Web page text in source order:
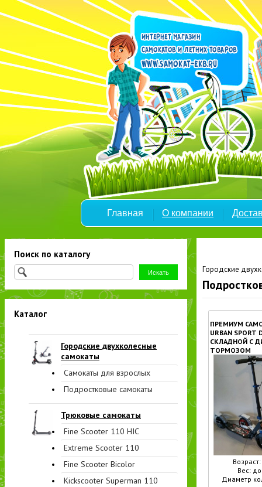
Главная О компании
Поиск по каталогу
Каталог
Городские двухколесные
самокаты
Самокаты для взрослых
Подростковые самокаты
Трюковые самокаты
Fine Scooter 110 HIC
Extreme Scooter 110
Fine Scooter Bicolor
Kickscooter Superman 110
Городские
ПРЕМИУМ
URBAN SPORT
СКЛАДНОЙ С
ТОРМОЗОМ
Вес:
Диаметр